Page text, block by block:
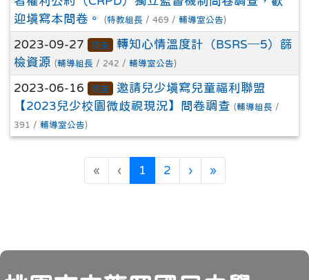
迎填寫本問卷。
(特教組長 / 469 / 輔導室公告)
2023-09-27 調查
轉知心情溫度計（BSRS─5）篩
檢資源 (輔導組長 / 242 / 輔導室公告)
2023-06-16 調查
邀請兒少填寫兒童福利聯盟
【2023兒少校園微歧視現況】問卷調查 (輔導組長 /
391 / 輔導室公告)
« ‹ 1 (目前頁次)
2 ›下一頁
»最後頁
頁尾